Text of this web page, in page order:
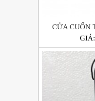
CỬA CUỐN
GIÁ: